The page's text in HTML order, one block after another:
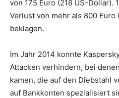
von 175 Euro (218 US-Dollar).
Verlust von mehr als 800 Euro
beklagen.
Im Jahr 2014 konnte
Attacken verhindern, bei
kamen, die auf den Diebstahl
auf Bankkonten spezialisiert